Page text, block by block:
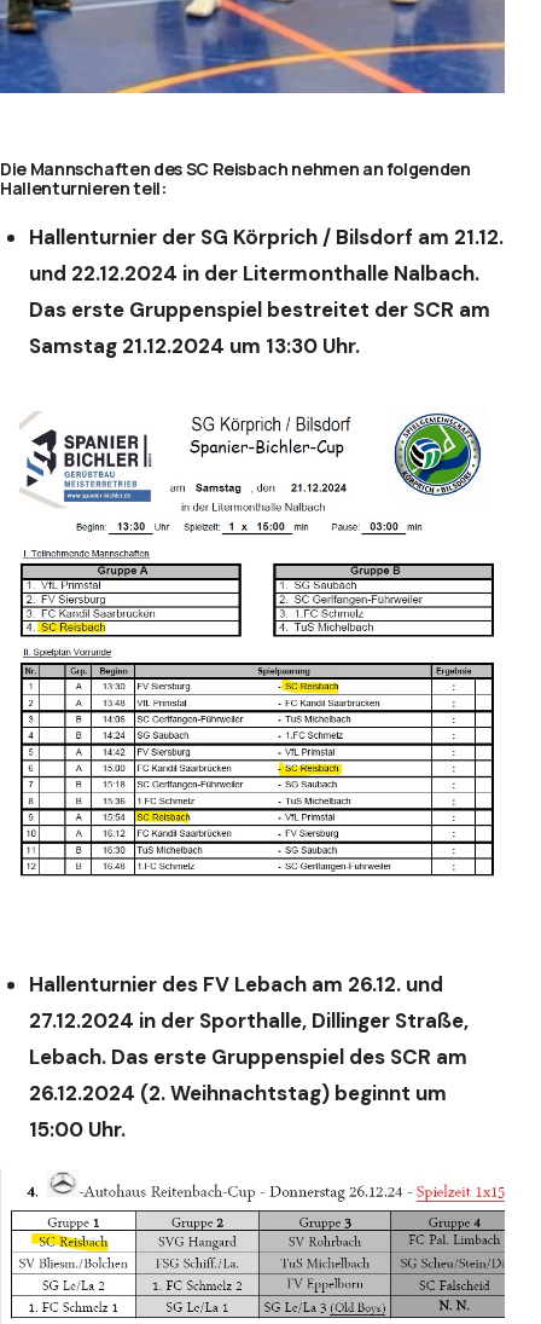
Die Mannschaften des SC Reisbach nehmen an folgenden
Hallenturnieren teil:
Hallenturnier der SG Körprich / Bilsdorf am 21.12.
und 22.12.2024 in der Litermonthalle Nalbach.
Das erste Gruppenspiel bestreitet der SCR am
Samstag 21.12.2024 um 13:30 Uhr.
Hallenturnier des FV Lebach am 26.12. und
27.12.2024 in der Sporthalle, Dillinger Straße,
Lebach. Das erste Gruppenspiel des SCR am
26.12.2024 (2. Weihnachtstag) beginnt um
15:00 Uhr.